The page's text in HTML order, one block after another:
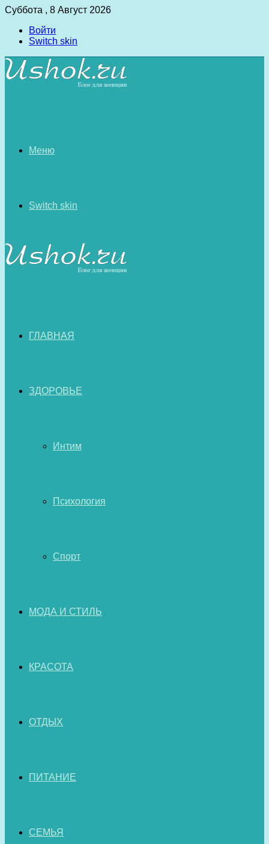
Суббота , 8 Август 2026
Войти
Switch skin
Меню
Switch skin
ГЛАВНАЯ
ЗДОРОВЬЕ
Интим
Психология
Спорт
МОДА И СТИЛЬ
КРАСОТА
ОТДЫХ
ПИТАНИЕ
СЕМЬЯ